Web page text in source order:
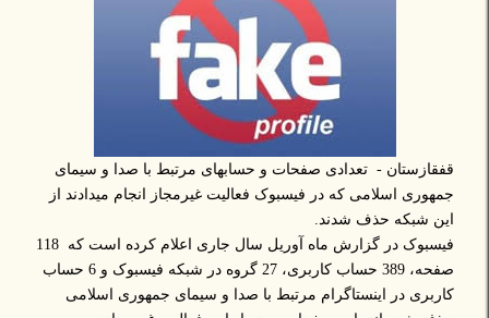
قفقازستان - تعدادی صفحات و حسابهای مرتبط با صدا و سیمای
جمهوری اسلامی که در فیسبوک فعالیت غیرمجاز انجام میدادند از
این شبکه حذف شدند.
فیسبوک در گزارش ماه آوریل سال جاری اعلام کرده است که 118
صفحه، 389 حساب کاربری، 27 گروه در شبکه فیسبوک و 6 حساب
کاربری در اینستاگرام مرتبط با صدا و سیمای جمهوری اسلامی